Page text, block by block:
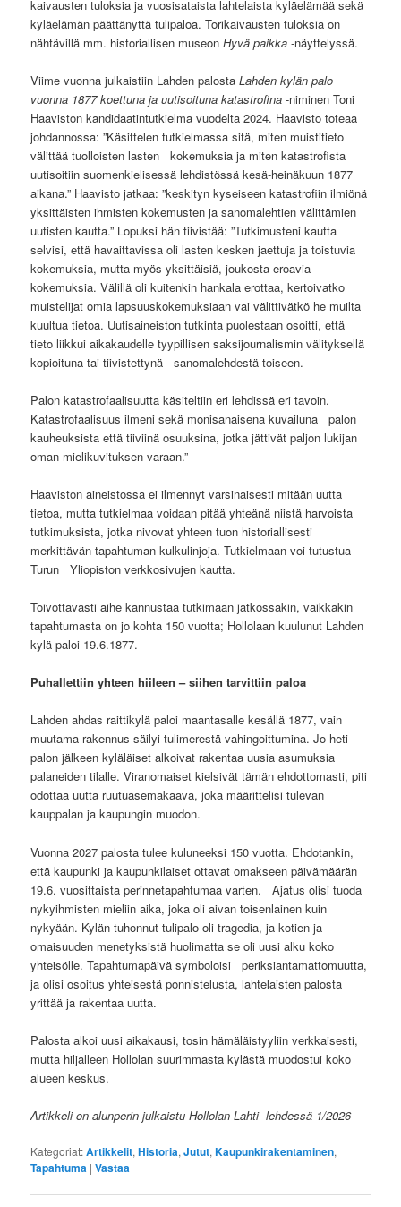
kaivausten tuloksia ja vuosisataista lahtelaista kyläelämää sekä
kyläelämän päättänyttä tulipaloa. Torikaivausten tuloksia on
nähtävillä mm. historiallisen museonHyvä paikka -näyttelyssä.
Viime vuonna julkaistiin Lahden palostaLahden kylän palo
vuonna 1877 koettuna ja uutisoituna katastrofina -niminen Toni
Haaviston kandidaatintutkielma vuodelta 2024. Haavisto toteaa
johdannossa: ”Käsittelen tutkielmassa sitä, miten muistitieto
välittää tuolloisten lasten kokemuksia ja miten katastrofista
uutisoitiin suomenkielisessä lehdistössä kesä-heinäkuun 1877
aikana.” Haavisto jatkaa: ”keskityn kyseiseen katastrofiin ilmiönä
yksittäisten ihmisten kokemusten ja sanomalehtien välittämien
uutisten kautta.” Lopuksi hän tiivistää: ”Tutkimusteni kautta
selvisi, että havaittavissa oli lasten kesken jaettuja ja toistuvia
kokemuksia, mutta myös yksittäisiä, joukosta eroavia
kokemuksia. Välillä oli kuitenkin hankala erottaa, kertoivatko
muistelijat omia lapsuuskokemuksiaan vai välittivätkö he muilta
kuultua tietoa. Uutisaineiston tutkinta puolestaan osoitti, että
tieto liikkui aikakaudelle tyypillisen saksijournalismin välityksellä
kopioituna tai tiivistettynä sanomalehdestä toiseen.
Palon katastrofaalisuutta käsiteltiin eri lehdissä eri tavoin.
Katastrofaalisuus ilmeni sekä monisanaisena kuvailuna palon
kauheuksista että tiiviinä osuuksina, jotka jättivät paljon lukijan
oman mielikuvituksen varaan.”
Haaviston aineistossa ei ilmennyt varsinaisesti mitään uutta
tietoa, mutta tutkielmaa voidaan pitää yhteänä niistä harvoista
tutkimuksista, jotka nivovat yhteen tuon historiallisesti
merkittävän tapahtuman kulkulinjoja. Tutkielmaan voi tutustua
Turun Yliopiston verkkosivujen kautta.
Toivottavasti aihe kannustaa tutkimaan jatkossakin, vaikkakin
tapahtumasta on jo kohta 150 vuotta; Hollolaan kuulunut Lahden
kylä paloi 19.6.1877.
Puhallettiin yhteen hiileen – siihen tarvittiin paloa
Lahden ahdas raittikylä paloi maantasalle kesällä 1877, vain
muutama rakennus säilyi tulimerestä vahingoittumina. Jo heti
palon jälkeen kyläläiset alkoivat rakentaa uusia asumuksia
palaneiden tilalle. Viranomaiset kielsivät tämän ehdottomasti, piti
odottaa uutta ruutuasemakaava, joka määrittelisi tulevan
kauppalan ja kaupungin muodon.
Vuonna 2027 palosta tulee kuluneeksi 150 vuotta. Ehdotankin,
että kaupunki ja kaupunkilaiset ottavat omakseen päivämäärän
19.6. vuosittaista perinnetapahtumaa varten. Ajatus olisi tuoda
nykyihmisten mieliin aika, joka oli aivan toisenlainen kuin
nykyään. Kylän tuhonnut tulipalo oli tragedia, ja kotien ja
omaisuuden menetyksistä huolimatta se oli uusi alku koko
yhteisölle. Tapahtumapäivä symboloisi periksiantamattomuutta,
ja olisi osoitus yhteisestä ponnistelusta, lahtelaisten palosta
yrittää ja rakentaa uutta.
Palosta alkoi uusi aikakausi, tosin hämäläistyyliin verkkaisesti,
mutta hiljalleen Hollolan suurimmasta kylästä muodostui koko
alueen keskus.
Artikkeli on alunperin julkaistu Hollolan Lahti -lehdessä 1/2026
Kategoriat:Artikkelit,Historia,Jutut,Kaupunkirakentaminen,
Tapahtuma |Vastaa